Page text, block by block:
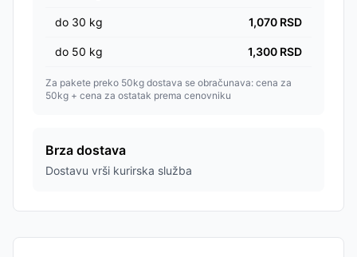
do 30 kg 1,070 RSD
do 50 kg 1,300 RSD
Za pakete preko 50kg dostava se obračunava: cena za
50kg + cena za ostatak prema cenovniku
Brza dostava
Dostavu vrši kurirska služba